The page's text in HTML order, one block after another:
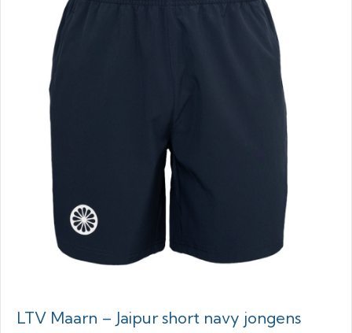
LTV Maarn – Jaipur short navy jongens